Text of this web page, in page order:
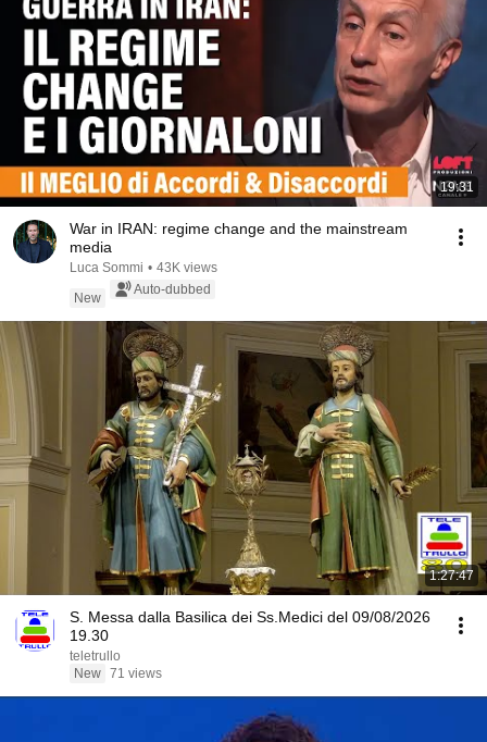
19:31
War in IRAN: regime change and the mainstream
media
Luca Sommi • 43K views
New
Auto-dubbed
1:27:47
S. Messa dalla Basilica dei Ss.Medici del 09/08/2026
19.30
teletrullo
New 71 views